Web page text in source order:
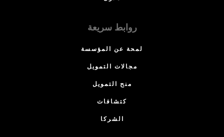
روابط سريعة
لمحة عن المؤسسة
مجالات التمويل
منح التمويل
كتشافات
الشركا